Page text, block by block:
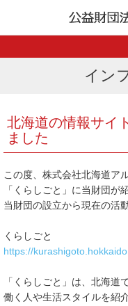
イン
北海道の情報サイ
ました
この度、株式会社北海道ア
「くらしごと」に当財団
当財団の設立から現在の活
くらしごと
https://
「くらしごと」は、北海
働く人や生活スタイルを紹